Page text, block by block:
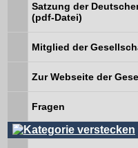
Satzung der
(pdf-Datei)
Mitglied der
Zur Webseite der
Fragen